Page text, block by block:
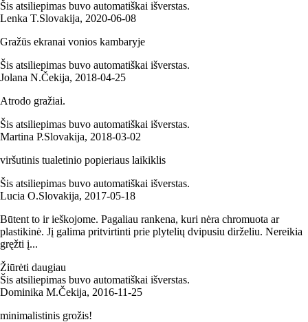
Šis atsiliepimas buvo automatiškai išverstas.
Lenka T.Slovakija, 2020‑06‑08
Gražūs ekranai vonios kambaryje
Šis atsiliepimas buvo automatiškai išverstas.
Jolana N.Čekija, 2018‑04‑25
Atrodo gražiai.
Šis atsiliepimas buvo automatiškai išverstas.
Martina P.Slovakija, 2018‑03‑02
viršutinis tualetinio popieriaus laikiklis
Šis atsiliepimas buvo automatiškai išverstas.
Lucia O.Slovakija, 2017‑05‑18
Būtent to ir ieškojome. Pagaliau rankena, kuri nėra chromuota ar
plastikinė. Jį galima pritvirtinti prie plytelių dvipusiu dirželiu. Nereikia
gręžti į...
Žiūrėti daugiau
Šis atsiliepimas buvo automatiškai išverstas.
Dominika M.Čekija, 2016‑11‑25
minimalistinis grožis!